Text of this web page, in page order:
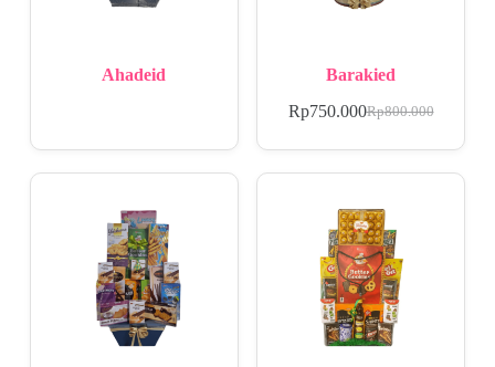
Ahadeid Barakied
Rp800.000
Rp750.000